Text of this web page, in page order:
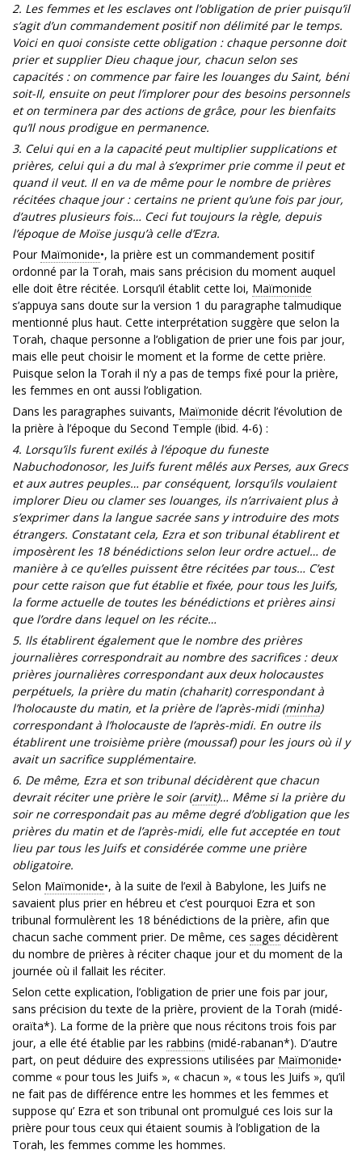
2. Les femmes et les esclaves ont l’obligation de prier puisqu’il
s’agit d’un commandement positif non délimité par le temps.
Voici en quoi consiste cette obligation : chaque personne doit
prier et supplier Dieu chaque jour, chacun selon ses
capacités : on commence par faire les louanges du Saint, béni
soit-Il, ensuite on peut l’implorer pour des besoins personnels
et on terminera par des actions de grâce, pour les bienfaits
qu’Il nous prodigue en permanence.
3. Celui qui en a la capacité peut multiplier supplications et
prières, celui qui a du mal à s’exprimer prie comme il peut et
quand il veut. Il en va de même pour le nombre de prières
récitées chaque jour : certains ne prient qu’une fois par jour,
d’autres plusieurs fois… Ceci fut toujours la règle, depuis
l’époque de Moïse jusqu’à celle d’Ezra.
Pour Maïmonide•, la prière est un commandement positif
ordonné par la Torah, mais sans précision du moment auquel
elle doit être récitée. Lorsqu’il établit cette loi, Maïmonide
s’appuya sans doute sur la version 1 du paragraphe talmudique
mentionné plus haut. Cette interprétation suggère que selon la
Torah, chaque personne a l’obligation de prier une fois par jour,
mais elle peut choisir le moment et la forme de cette prière.
Puisque selon la Torah il n’y a pas de temps fixé pour la prière,
les femmes en ont aussi l’obligation.
Dans les paragraphes suivants, Maïmonide décrit l’évolution de
la prière à l’époque du Second Temple (ibid. 4-6) :
4. Lorsqu’ils furent exilés à l’époque du funeste
Nabuchodonosor, les Juifs furent mêlés aux Perses, aux Grecs
et aux autres peuples… par conséquent, lorsqu’ils voulaient
implorer Dieu ou clamer ses louanges, ils n’arrivaient plus à
s’exprimer dans la langue sacrée sans y introduire des mots
étrangers. Constatant cela, Ezra et son tribunal établirent et
imposèrent les 18 bénédictions selon leur ordre actuel… de
manière à ce qu’elles puissent être récitées par tous… C’est
pour cette raison que fut établie et fixée, pour tous les Juifs,
la forme actuelle de toutes les bénédictions et prières ainsi
que l’ordre dans lequel on les récite…
5. Ils établirent également que le nombre des prières
journalières correspondrait au nombre des sacrifices : deux
prières journalières correspondant aux deux holocaustes
perpétuels, la prière du matin (chaharit) correspondant à
l’holocauste du matin, et la prière de l’après-midi (minha)
correspondant à l’holocauste de l’après-midi. En outre ils
établirent une troisième prière (moussaf) pour les jours où il y
avait un sacrifice supplémentaire.
6. De même, Ezra et son tribunal décidèrent que chacun
devrait réciter une prière le soir (arvit)… Même si la prière du
soir ne correspondait pas au même degré d’obligation que les
prières du matin et de l’après-midi, elle fut acceptée en tout
lieu par tous les Juifs et considérée comme une prière
obligatoire.
Selon Maïmonide•, à la suite de l’exil à Babylone, les Juifs ne
savaient plus prier en hébreu et c’est pourquoi Ezra et son
tribunal formulèrent les 18 bénédictions de la prière, afin que
chacun sache comment prier. De même, ces sages décidèrent
du nombre de prières à réciter chaque jour et du moment de la
journée où il fallait les réciter.
Selon cette explication, l’obligation de prier une fois par jour,
sans précision du texte de la prière, provient de la Torah (midé-
oraïta*). La forme de la prière que nous récitons trois fois par
jour, a elle été établie par les rabbins (midé-rabanan*). D’autre
part, on peut déduire des expressions utilisées par Maïmonide•
comme « pour tous les Juifs », « chacun », « tous les Juifs », qu’il
ne fait pas de différence entre les hommes et les femmes et
suppose qu’ Ezra et son tribunal ont promulgué ces lois sur la
prière pour tous ceux qui étaient soumis à l’obligation de la
Torah, les femmes comme les hommes.